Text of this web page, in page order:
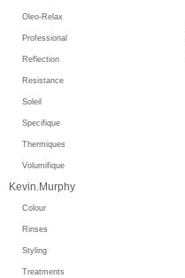
Oleo-Relax
Professional
Reflection
Resistance
Soleil
Specifique
Thermiques
Volumifique
Kevin.Murphy
Colour
Rinses
Styling
Treatments